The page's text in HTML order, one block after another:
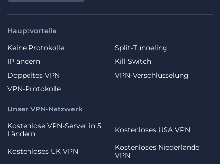
Hauptvorteile
Keine Protokolle
Split-Tunneling
IP ändern
Kill Switch
Doppeltes VPN
VPN-Verschlüsselung
VPN-Protokolle
Unser VPN-Netzwerk
Kostenlose VPN-Server in 5
Ländern
Kostenloses USA VPN
Kostenloses UK VPN
Kostenloses Niederlande
VPN